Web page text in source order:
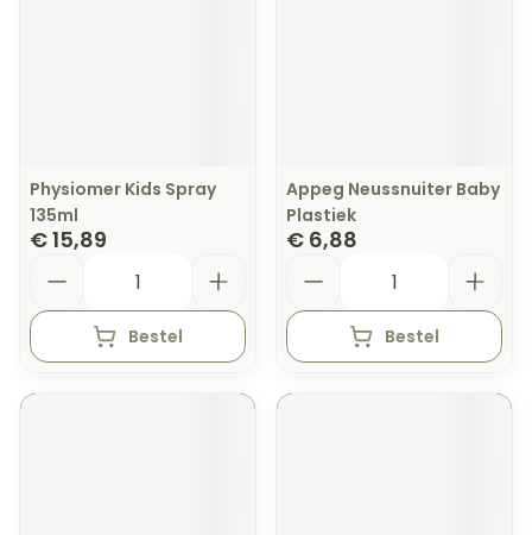
Physiomer Kids Spray
135ml
€ 15,89
Bestel
Appeg Neussnuiter Baby
Plastiek
€ 6,88
Bestel